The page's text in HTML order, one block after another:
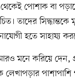
পোশাক বা
তাদের
হতে সাহায্য
মনে করিয়ে দেন,
লেখাপড়ার